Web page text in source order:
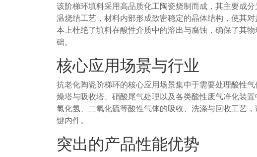
该阶梯环填料采用高品质化工陶瓷烧制而成，其主要成
温烧结工艺，材料内部形成致密稳定的晶体结构，使其
本上杜绝了填料在酸性介质中的溶出与腐蚀，确保了其
础。
核心应用场景与行业
抗老化陶瓷阶梯环的核心应用场景集中于需要处理酸性
燥塔与吸收塔、硝酸尾气处理以及各类酸性废气净化装
氯化氢、二氧化硫等酸性气体的吸收、洗涤与回收工艺
键内件。
突出的产品性能优势